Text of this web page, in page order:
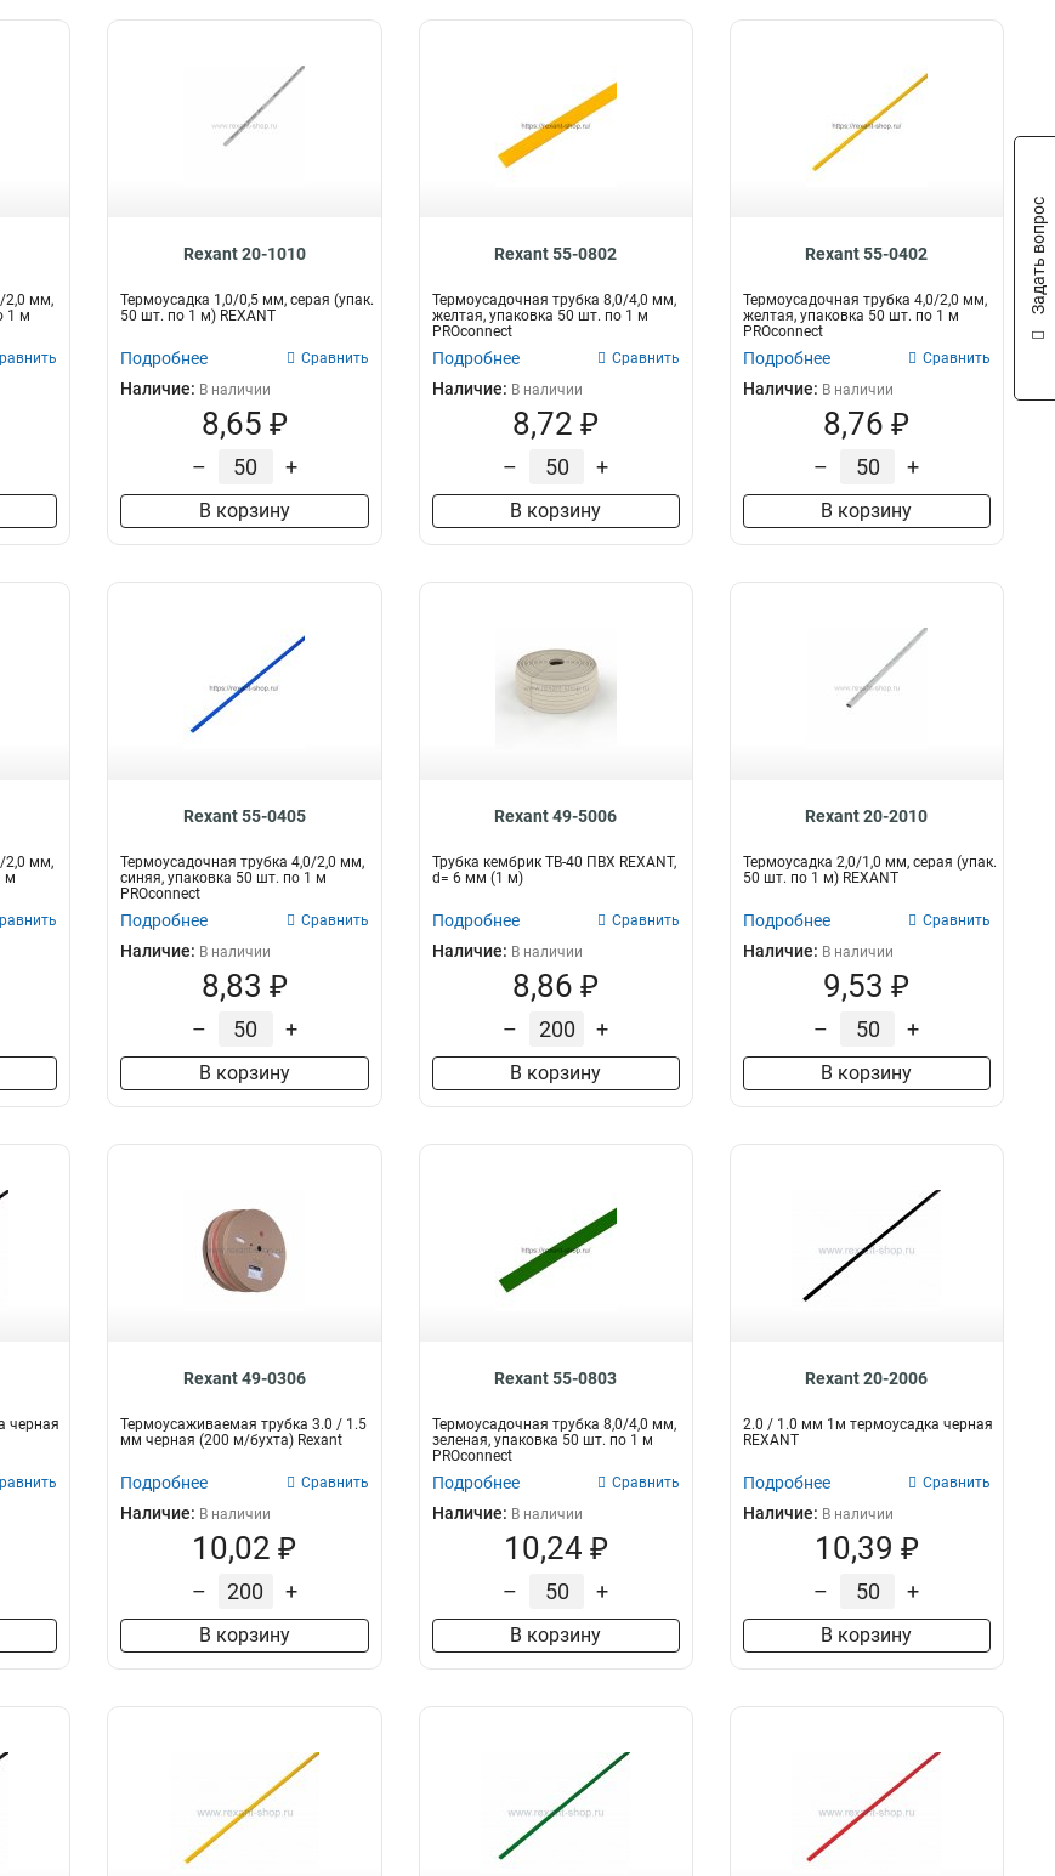
2,0 мм,
1 м
Rexant 20-1010
Термоусадка 1,0/0,5 мм, серая (упак.
50 шт. по 1 м) REXANT
Подробнее Сравнить
Наличие: В наличии
8,65 ₽
– +
В корзину
Rexant 55-0802
Термоусадочная трубка 8,0/4,0 мм,
желтая, упаковка 50 шт. по 1 м
PROconnect
Подробнее Сравнить
Наличие: В наличии
8,72 ₽
– +
В корзину
Rexant 55-0402
Термоусадочная трубка 4,0/2,0 мм,
желтая, упаковка 50 шт. по 1 м
PROconnect
Подробнее Сравнить
Наличие: В наличии
8,76 ₽
– +
В корзину
2,0 мм,
м
Rexant 55-0405
Термоусадочная трубка 4,0/2,0 мм,
синяя, упаковка 50 шт. по 1 м
PROconnect
Подробнее Сравнить
Наличие: В наличии
8,83 ₽
– +
В корзину
Rexant 49-5006
Трубка кембрик ТВ-40 ПВХ REXANT,
d= 6 мм (1 м)
Подробнее Сравнить
Наличие: В наличии
8,86 ₽
– +
В корзину
Rexant 20-2010
Термоусадка 2,0/1,0 мм, серая (упак.
50 шт. по 1 м) REXANT
Подробнее Сравнить
Наличие: В наличии
9,53 ₽
– +
В корзину
черная
Rexant 49-0306
Термоусаживаемая трубка 3.0 / 1.5
мм черная (200 м/бухта) Rexant
Подробнее Сравнить
Наличие: В наличии
10,02 ₽
– +
В корзину
Rexant 55-0803
Термоусадочная трубка 8,0/4,0 мм,
зеленая, упаковка 50 шт. по 1 м
PROconnect
Подробнее Сравнить
Наличие: В наличии
10,24 ₽
– +
В корзину
Rexant 20-2006
2.0 / 1.0 мм 1м термоусадка черная
REXANT
Подробнее Сравнить
Наличие: В наличии
10,39 ₽
– +
В корзину
Задать вопрос